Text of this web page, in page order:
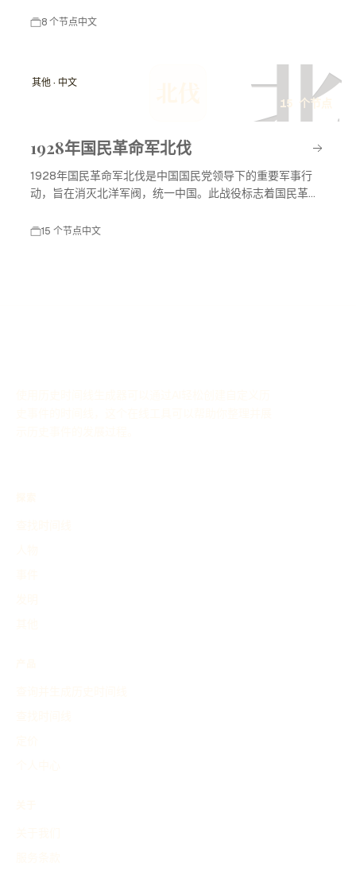
8 个节点中文
北
其他 · 中文
15 个节点
1928年国民革命军北伐
1928年国民革命军北伐是中国国民党领导下的重要军事行
动，旨在消灭北洋军阀，统一中国。此战役标志着国民革命
15 个节点中文